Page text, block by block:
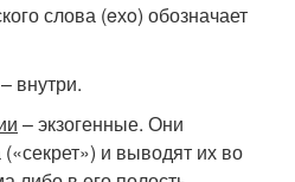
слова (eхo) обозначает
внутри.
– экзогенные. Они
и выводят их во